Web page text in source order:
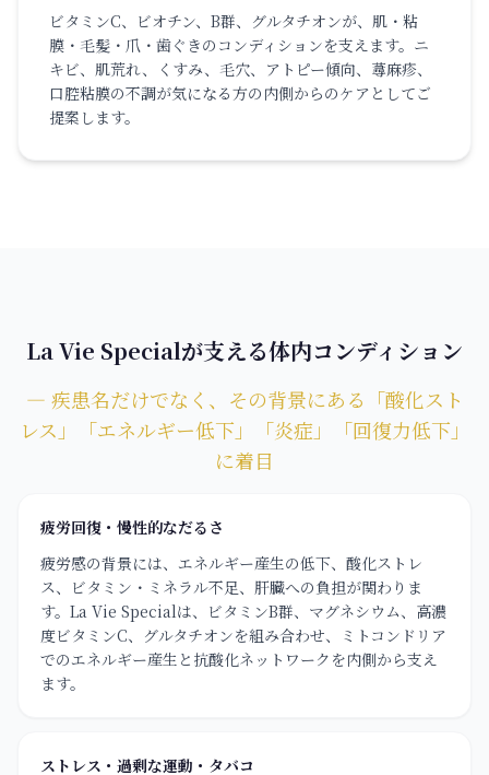
ビタミンC、ビオチン、B群、グルタチオンが、肌・粘
膜・毛髪・爪・歯ぐきのコンディションを支えます。ニ
キビ、肌荒れ、くすみ、毛穴、アトピー傾向、蕁麻疹、
口腔粘膜の不調が気になる方の内側からのケアとしてご
提案します。
La Vie Specialが支える体内コンディション
― 疾患名だけでなく、その背景にある「酸化スト
レス」「エネルギー低下」「炎症」「回復力低下」
に着目
疲労回復・慢性的なだるさ
疲労感の背景には、エネルギー産生の低下、酸化ストレ
ス、ビタミン・ミネラル不足、肝臓への負担が関わりま
す。La Vie Specialは、ビタミンB群、マグネシウム、高濃
度ビタミンC、グルタチオンを組み合わせ、ミトコンドリア
でのエネルギー産生と抗酸化ネットワークを内側から支え
ます。
ストレス・過剰な運動・タバコ